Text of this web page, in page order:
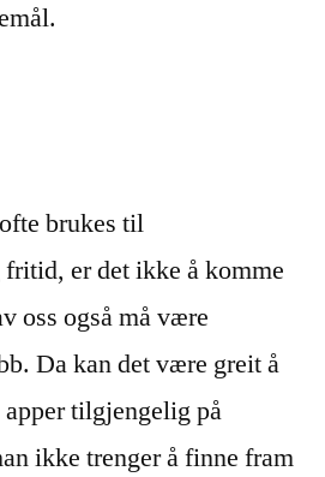
brukes til
er det ikke å komme
oss også må være
Da kan det være greit å
tilgjengelig på
ikke trenger å finne fram